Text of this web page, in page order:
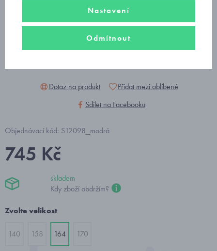
Dotaz na produkt
Přidat mezi oblíbené
Sdílet na Facebooku
Objednávací kód: S12098_modrá
745 Kč
skladem
Kdy zboží obdržím?
Zvolte velikost
140 158 164 170
Nastavení
Odmítnout